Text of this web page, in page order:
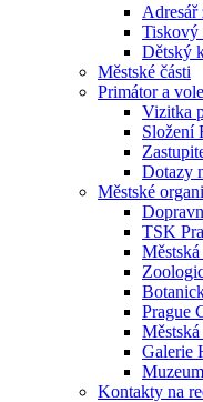
Adresář
Tiskový
Dětský
Městské části
Primátor a
Vizitka
Složení
Dotazy
Městské
TSK
Prague
Galerie
Kontakty na